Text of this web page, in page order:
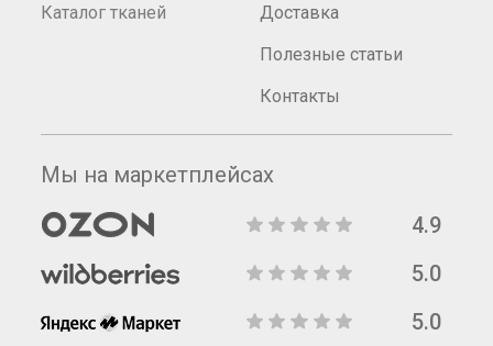
Каталог тканей
Доставка
Полезные статьи
Контакты
Мы на маркетплейсах
4.9
5.0
5.0